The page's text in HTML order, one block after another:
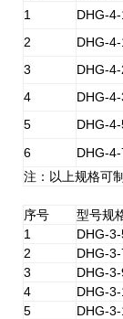
1
DHG-
2
DHG-
3
DHG-
4
DHG-
5
DHG-
6
DHG-
注：以上规格可
序号
型号规
1
DHG-
2
DHG-
3
DHG-
4
DHG-
5
DHG-